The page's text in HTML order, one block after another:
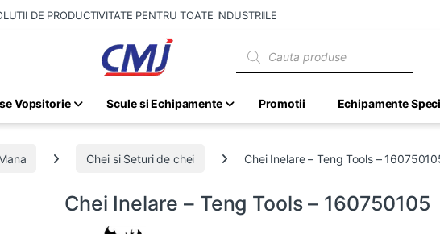
DE PRODUCTIVITATE PENTRU TOATE INDUSTRIILE
Vopsitorie Scule si Echipamente Promotii Echipamente
Chei si Seturi de chei Chei Inelare – Teng Tools –
Chei Inelare – Teng Tools – 160750105